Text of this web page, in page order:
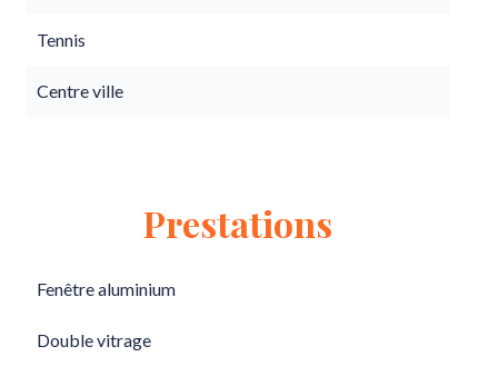
Tennis
Centre ville
Prestations
Fenêtre aluminium
Double vitrage